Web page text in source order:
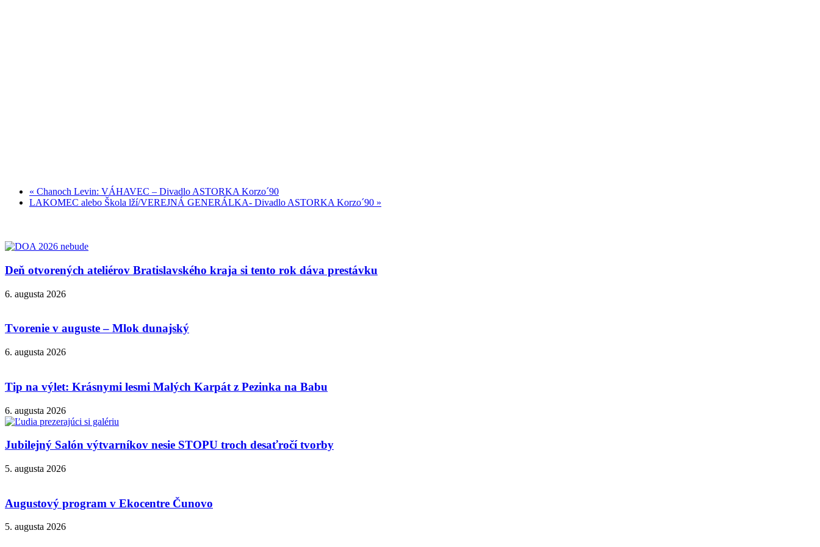
« Chanoch Levin: VÁHAVEC – Divadlo ASTORKA Korzo´90
LAKOMEC alebo Škola lží/VEREJNÁ GENERÁLKA- Divadlo ASTORKA Korzo´90 »
Deň otvorených ateliérov Bratislavského kraja si tento rok dáva prestávku
6. augusta 2026
Tvorenie v auguste – Mlok dunajský
6. augusta 2026
Tip na výlet: Krásnymi lesmi Malých Karpát z Pezinka na Babu
6. augusta 2026
Jubilejný Salón výtvarníkov nesie STOPU troch desaťročí tvorby
5. augusta 2026
Augustový program v Ekocentre Čunovo
5. augusta 2026